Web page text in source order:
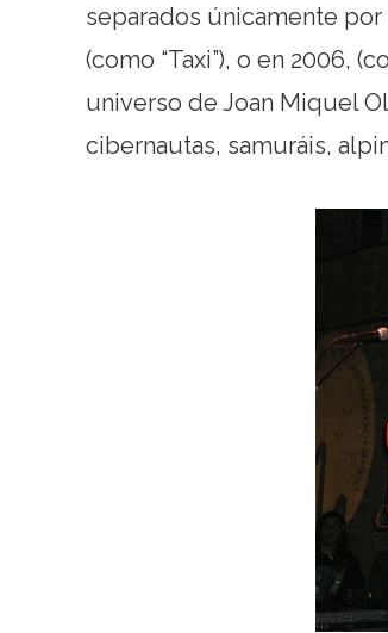
separados únicamente
(como “Taxi”), o en 2006,
universo de Joan Miquel
cibernautas, samuráis,